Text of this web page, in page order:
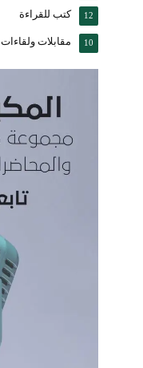
كتب للقراءة 12
مقابلات ولقاءات 10